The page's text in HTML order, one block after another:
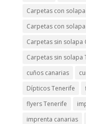
Carpetas con
Carpetas con
Carpetas sin solapa
Carpetas sin solapa
cuños canarias
Dípticos Tenerife
flyers Tenerife
imprenta canarias